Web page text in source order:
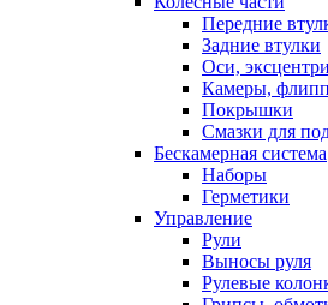
Передние
Задние втулки
Оси,
Камеры,
Покрышки
Смазки для
Бескамерная система
Наборы
Герметики
Управление
Рули
Выносы руля
Рулевые